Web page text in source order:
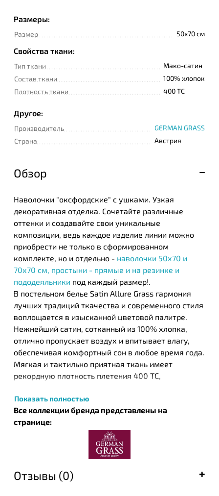
Размеры:
Размер 50x70 см
Свойства ткани:
Тип ткани
Мако-сатин
Состав ткани
100% хлопок
Плотность ткани
400 TC
Другое:
Производитель
GERMAN GRASS
Страна
Австрия
Обзор
Наволочки "оксфордские" с ушками. Узкая
декоративная отделка. Сочетайте различные
оттенки и создавайте свои уникальные
композиции, ведь каждое изделие линии можно
приобрести не только в сформированном
комплекте, но и отдельно - наволочки 50х70 и
70х70 см, простыни - прямые и на резинке и
пододеяльники под каждый размер!.
В постельном белье Satin Allure Grass гармония
лучших традиций ткачества и современного стиля
воплощается в изысканной цветовой палитре.
Нежнейший сатин, сотканный из 100% хлопка,
отлично пропускает воздух и впитывает влагу,
обеспечивая комфортный сон в любое время года.
Мягкая и тактильно приятная ткань имеет
рекордную плотность плетения 400 ТС,
продолжительный срок службы изделий: они не
деформируются и сохраняют свой первозданный
вид на протяжении многих лет (при соблюдении
рекомендаций по уходу). Комплекты и отдельные
предметы, наделенные благородным сиянием
благодаря сатиновому плетению, представлены в
белом (Alpine White), шоколадном (Brownie),
карамельно-бежевом (Caramel-Beige), светло-
Показать полностью
Все коллекции бренда представлены на
странице:
Отзывы (0)